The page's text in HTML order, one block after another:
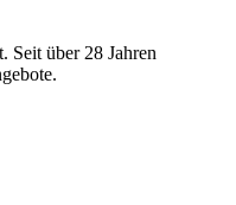
Seit über 28 Jahren